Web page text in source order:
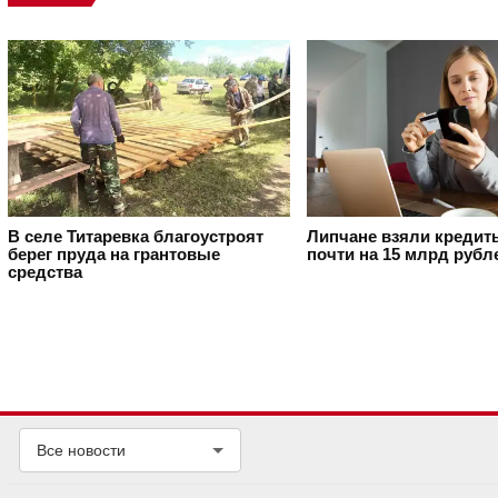
В селе Титаревка благоустроят
берег пруда на грантовые
средства
Липчане взяли
почти на 15 млрд
Все новости